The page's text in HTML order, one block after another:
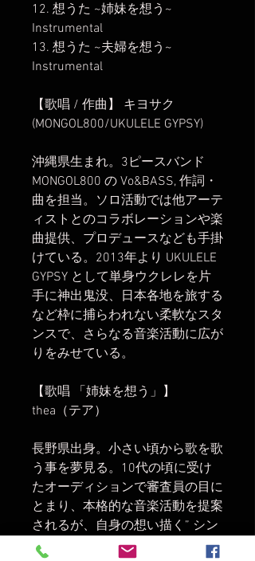
12. 想うた ~姉妹を想う~
Instrumental
13. 想うた ~夫婦を想う~
Instrumental
【歌唱 / 作曲】 キヨサク
(MONGOL800/UKULELE GYPSY)
沖縄県生まれ。3ピースバンド
MONGOL800 の Vo&BASS, 作詞・
曲を担当。ソロ活動では他アーテ
ィストとのコラボレーションや楽
曲提供、プロデュースなども手掛
けている。2013年より UKULELE
GYPSY として単身ウクレレを片
手に神出鬼没、日本各地を旅する
など枠に捕らわれない柔軟なスタ
ンスで、さらなる音楽活動に広が
りをみせている。
【歌唱 「姉妹を想う」】
thea（テア）
長野県出身。小さい頃から歌を歌
う事を夢見る。10代の頃に受け
たオーディションで審査員の目に
とまり、本格的な音楽活動を提案
されるが、自身の想い描く” シン
ガー” とはズレがあった為、断念